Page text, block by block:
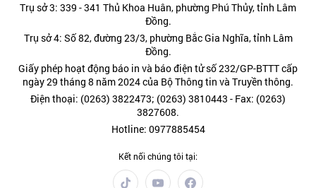
Trụ sở 3: 339 - 341 Thủ Khoa Huân, phường Phú Thủy, tỉnh Lâm
Đồng.
Trụ sở 4: Số 82, đường 23/3, phường Bắc Gia Nghĩa, tỉnh Lâm
Đồng.
Giấy phép hoạt động báo in và báo điện tử số 232/GP-BTTT cấp
ngày 29 tháng 8 năm 2024 của Bộ Thông tin và Truyền thông.
Điện thoại: (0263) 3822473; (0263) 3810443 - Fax: (0263)
3827608.
Hotline: 0977885454
Kết nối chúng tôi tại: